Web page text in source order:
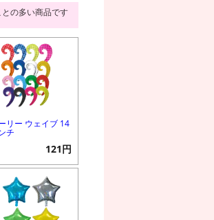
の多い商品です
リー ウェイブ 14
チ
121円